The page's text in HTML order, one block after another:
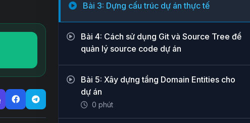
Bài 3: Dựng cấu trúc dự án thực tế
Bài 4: Cách sử dụng Git và Source Tree để
quản lý source code dự án
Bài 5: Xây dựng tầng Domain Entities cho
dự án
0 phút